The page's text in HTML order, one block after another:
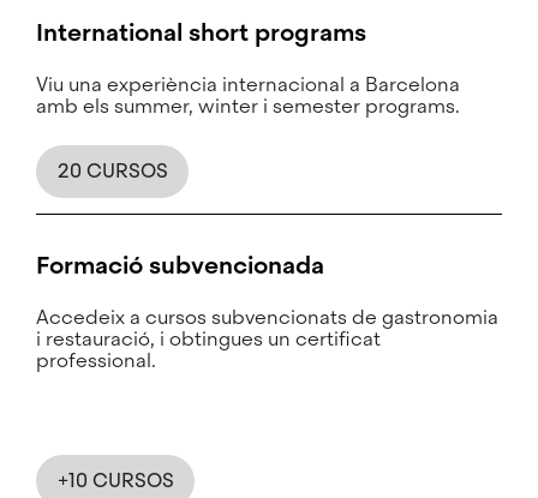
International short programs
Viu una experiència internacional a Barcelona
amb els summer, winter i semester programs.
20 CURSOS
Formació subvencionada
Accedeix a cursos subvencionats de gastronomia
i restauració, i obtingues un certificat
professional.
+10 CURSOS